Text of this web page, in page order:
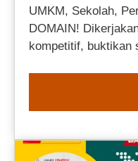
UMKM, Sekolah,
DOMAIN!
kompetitif, buktikan